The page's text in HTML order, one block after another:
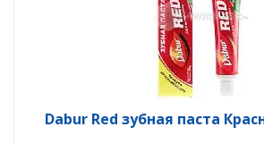
Dabur Red зубная паста